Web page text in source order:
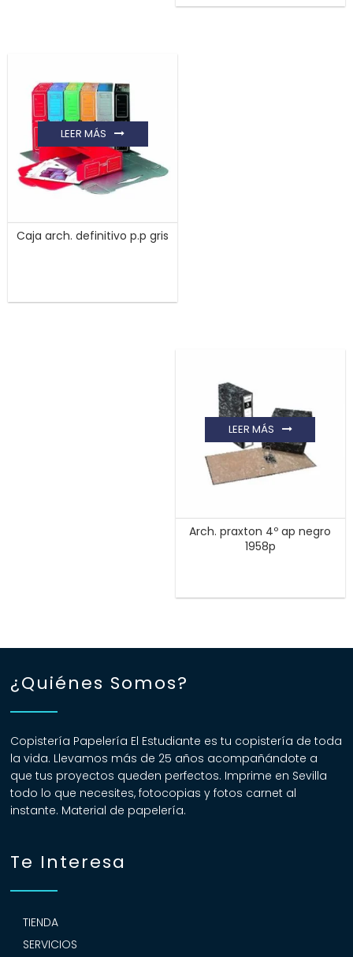
Caja arch. definitivo p.p gris
LEER MÁS
Arch. praxton 4º ap negro
1958p
LEER MÁS
¿Quiénes Somos?
Copistería Papelería El Estudiante es tu copistería de toda
la vida. Llevamos más de 25 años acompañándote a
que tus proyectos queden perfectos. Imprime en Sevilla
todo lo que necesites, fotocopias y fotos carnet al
instante. Material de papelería.
Te Interesa
TIENDA
SERVICIOS